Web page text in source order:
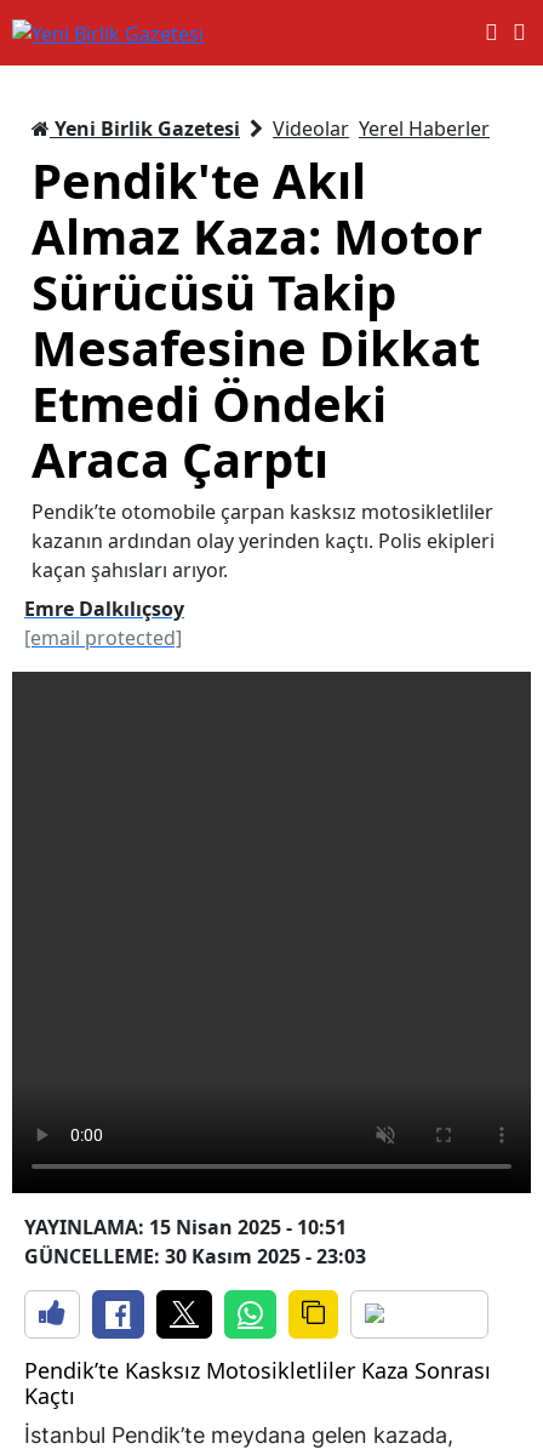
Yeni Birlik Gazetesi Videolar Yerel Haberler
Pendik'te Akıl
Almaz Kaza: Motor
Sürücüsü Takip
Mesafesine Dikkat
Etmedi Öndeki
Araca Çarptı
Pendik’te otomobile çarpan kasksız motosikletliler
kazanın ardından olay yerinden kaçtı. Polis ekipleri
kaçan şahısları arıyor.
Emre Dalkılıçsoy
[email protected]
YAYINLAMA: 15 Nisan 2025 - 10:51
GÜNCELLEME: 30 Kasım 2025 - 23:03
Pendik’te Kasksız Motosikletliler Kaza Sonrası
Kaçtı
İstanbul Pendik’te meydana gelen kazada,